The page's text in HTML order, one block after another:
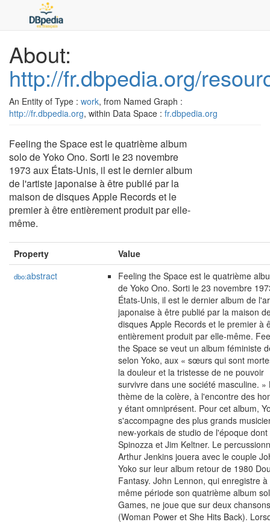
About:
http://fr.dbpedia.org/
An Entity of Type : work, from Named Graph :
http://fr.dbpedia.org, within Data Space : fr.dbpedia.org
Feeling the Space est le quatrième album
solo de Yoko Ono. Sorti le 23 novembre
1973 aux États-Unis, il est le dernier album
de l'artiste japonaise à être publié par la
maison de disques Apple Records et le
premier à être entièrement produit par elle-
même.
Property Value
dbo:abstract
Feeling the Space est le quatrième
de Yoko Ono. Sorti le 23 novembre
États-Unis, il est le dernier album de
japonaise à être publié par la maison
disques Apple Records et le premier à
entièrement produit par elle-même.
the Space se veut un album féministe
selon Yoko, aux « sœurs qui sont
la douleur et la tristesse de ne pouvoir
survivre dans une société masculine. »
thème de la colère, à l'encontre des
y étant omniprésent. Pour cet album,
s'accompagne des plus grands
new-yorkais de studio de l'époque dont
Spinozza et Jim Keltner. Le
Arthur Jenkins jouera avec le couple
Yoko sur leur album retour de 1980
Fantasy. John Lennon, qui enregistre à
même période son quatrième album
Games, ne joue que sur deux chansons
(Woman Power et She Hits Back).